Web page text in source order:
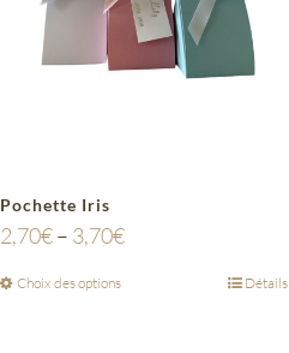
Pochette Iris
2,70€– 3,70€
Choix des options Détails